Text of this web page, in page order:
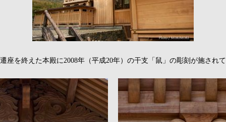
座を終えた本殿に2008年（平成20年）の干支「鼠」の彫刻が施され